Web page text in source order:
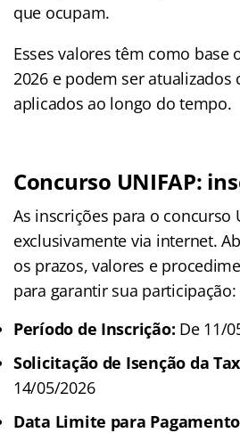
que ocupam.
Esses valores têm como base
2026 e podem ser
aplicados ao longo do tempo.
Concurso UNIFAP:
As inscrições para o concurso
exclusivamente via internet.
os prazos, valores e
para garantir sua participação:
Período de Inscrição: De 11/
Solicitação de Isenção da
14/05/2026
Data Limite para